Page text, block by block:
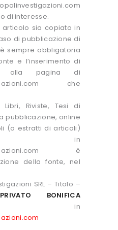
di interesse.
articolo sia copiato in
di pubblicazione di
sempre obbligatoria
e l’inserimento di
alla pagina di
che
Riviste, Tesi di
pubblicazione, online
(o estratti di articoli)
in
è
della fonte, nel
SRL – Titolo –
BONIFICA
in